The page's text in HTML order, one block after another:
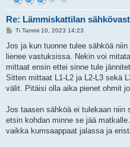
Re: Lämmiskattilan
V
e
t
i
Ti Tammi 10, 2023 14:23
Jos ja kun tuonne tulee sähköä
lienee vastuksissa. Nekin voi
mittaat ensin ettei sinne tule
Sitten mittaat L1-L2 ja L2-L3 sekä
välit. Pitäisi olla aika pienet ohmit
Jos taasen sähköä ei tulekaan niin
etsin kohdan minne se jää
vaikka kumsaappaat jalassa ja